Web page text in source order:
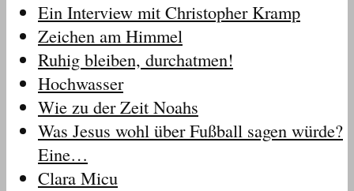
Ein Interview mit Christopher Kramp
Zeichen am Himmel
Ruhig bleiben, durchatmen!
Hochwasser
Wie zu der Zeit Noahs
Was Jesus wohl über Fußball sagen würde?
Eine…
Clara Micu